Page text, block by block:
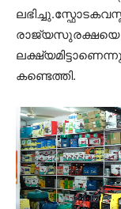
രാജ്യസുരക്ഷയെ
കണ്ടെത്തി.